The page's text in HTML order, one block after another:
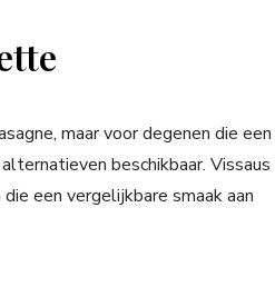
maar voor degenen die een
beschikbaar. Vissaus
een vergelijkbare smaak aan